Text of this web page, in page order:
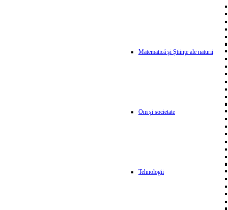
Matematică şi Ştiinţe ale naturii
Om şi societate
Tehnologii